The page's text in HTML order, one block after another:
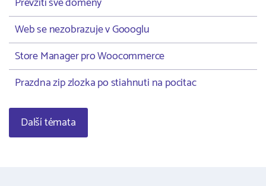
Web se nezobrazuje v Goooglu
Store Manager pro Woocommerce
Prazdna zip zlozka po stiahnuti na pocitac
Další témata